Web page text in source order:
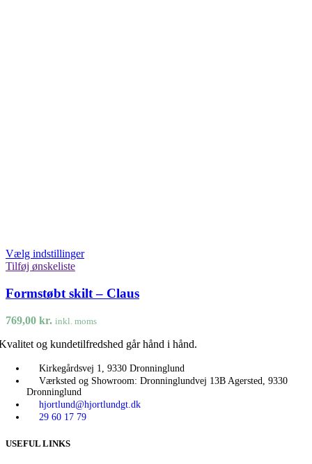
Vælg indstillinger
Tilføj ønskeliste
Formstøbt skilt – Claus
769,00 kr. inkl. moms
og kundetilfredshed går hånd i hånd.
Kirkegårdsvej 1, 9330 Dronninglund
Værksted og Showroom: Dronninglundvej 13B Agersted, 9330
Dronninglund
hjortlund@hjortlundgt.dk
29 60 17 79
USEFUL LINKS